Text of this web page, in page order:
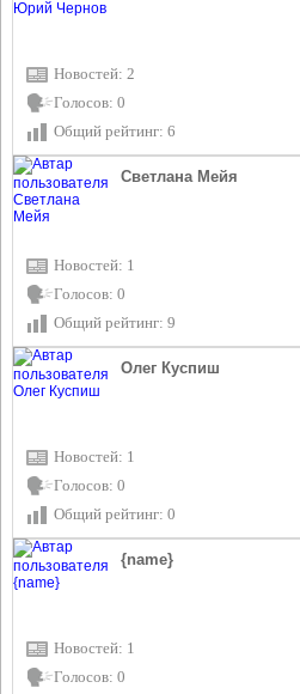
Новостей: 2
Голосов: 0
Общий рейтинг: 6
Светлана Мейя
Новостей: 1
Голосов: 0
Общий рейтинг: 9
Олег Куспиш
Новостей: 1
Голосов: 0
Общий рейтинг: 0
{name}
Новостей: 1
Голосов: 0